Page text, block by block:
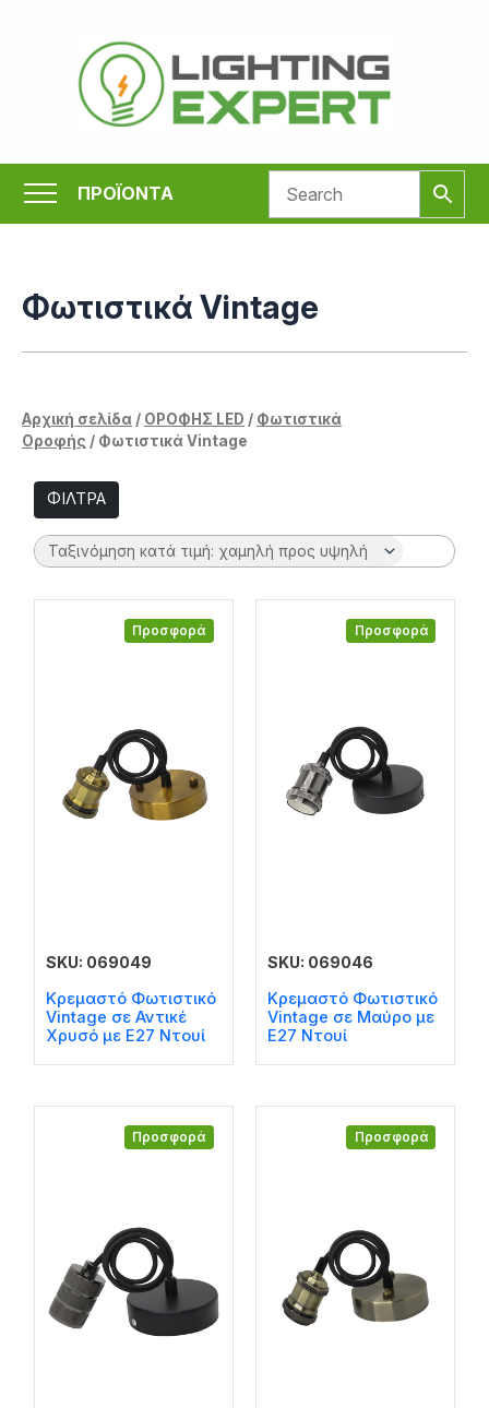
περιεχόμενο
ΠΡΟΪΟΝΤΑ
Φωτιστικά Vintage
Αρχική σελίδα / ΟΡΟΦΗΣ LED / Φωτιστικά
Οροφής / Φωτιστικά Vintage
ΦΙΛΤΡΑ
Προσφορά
SKU: 069049
Κρεμαστό Φωτιστικό
Vintage σε Αντικέ
Χρυσό με Ε27 Ντουί
Προσφορά
SKU: 069046
Κρεμαστό Φωτιστικό
Vintage σε Μαύρο με
Ε27 Ντουί
Προσφορά Προσφορά